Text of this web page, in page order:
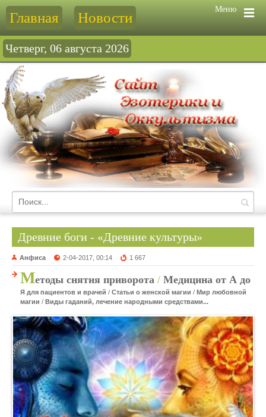
Меню
Главная Новости
Четверг, 06 августа 2026
Древние боги - «Древние культуры»
Анфиса 2-04-2017, 00:14 1 667
Методы снятия приворота / Медицина от А до
Я для пациентов и врачей / Статьи о женской магии / Мир любовной
магии / Виды гаданий, лечение народными средствами...